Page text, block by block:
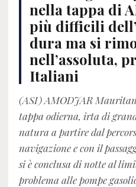
nella tappa di
più difficili dell’
dura ma si
nell’assoluta,
Italiani
(ASI) AMODJAR
tappa odierna, irta di
natura a partire dal
navigazione e con il
si è conclusa di notte al
problema alle pompe